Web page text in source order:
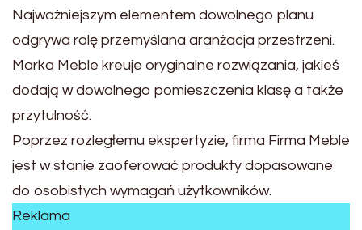
Najważniejszym elementem dowolnego planu
odgrywa rolę przemyślana aranżacja przestrzeni.
Marka Meble kreuje oryginalne rozwiązania, jakieś
dodają w dowolnego pomieszczenia klasę a także
przytulność.
Poprzez rozległemu ekspertyzie, firma Firma Meble
jest w stanie zaoferować produkty dopasowane
do osobistych wymagań użytkowników.
Reklama